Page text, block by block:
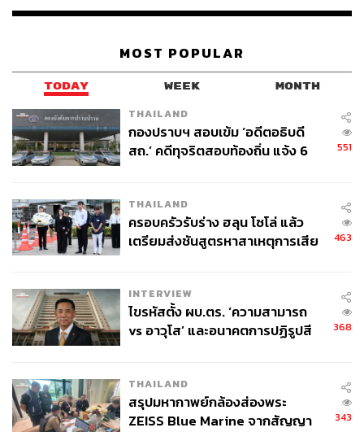
Video Assistant Referee (VAR)
Thai League
สมยศ พุ่มพันธ์ุม่วง
ฟุตบอลเอเชียเยาวชนอายุไม่เกิน 23 ปี (U23)
54
ดิษยุตม์ ธนบุญชัย
บรรณาธิการข่าวกีฬา สำนักข่าว THE
STANDARD
MOST POPULAR
TODAY WEEK MONTH
THAILAND
กองปราบฯ สอบเข้ม ‘อดีตอธิบดี
สถ.’ คดีทุจริตสอบท้องถิ่น แจ้ง 6
551
THAILAND
ครอบครัวรับร่าง ฮลุน โซโล่ แล้ว
เตรียมส่งชันสูตรหาสาเหตุการเสีย
463
INTERVIEW
ไขรหัสตั้ง ผบ.ตร. ‘ความสามารถ
vs อาวุโส’ และอนาคตการปฏิรูปสี
368
THAILAND
สรุปมหากาพย์กล้องส่องพระ
ZEISS Blue Marine จากสัญญา
343